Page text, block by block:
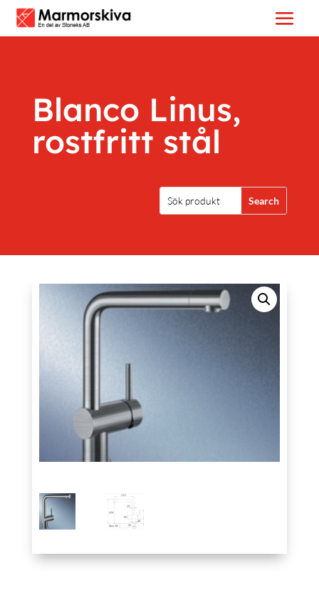
Blanco Linus,
rostfritt stål